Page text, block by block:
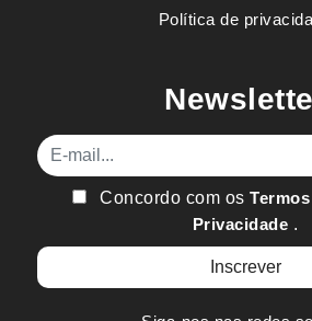
Política de
E-mail
Concordo com os
Privacidade .